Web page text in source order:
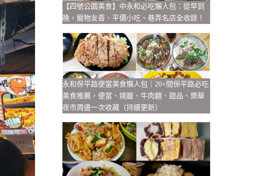
【四號公園美食】中永和必吃懶人包：從早到
晚，寵物友善、平價小吃、巷弄名店全收錄！
永和保平路便當美食懶人包｜20+間保平路必吃
美食推薦，便當、燒臘、牛肉麵、甜品、樂華
夜市周邊一次收藏（持續更新）